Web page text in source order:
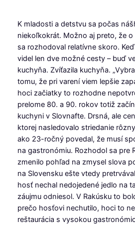
Kmladosti a detstvu sa počas
niekoľkokrát. Možno aj preto, že
sa rozhodoval relatívne skoro.
videl len dve možné cesty – buď
kuchyňa. Zvíťazila kuchyňa.
tomu, že pri varení viem lepšie
hoci začiatky to rozhodne
prelome 80. a 90. rokov totiž
kuchyni v Slovnafte. Drsná, ale
ktorej nasledovalo striedanie
ako 23-ročný povedal, že musí
na gastronómiu. Rozhodol sa pre
zmenilo pohľad na zmysel slova
na Slovensku ešte vtedy
hosť nechal nedojedené jedlo na
záujmu odniesol. V Rakúsku to
prečo hosťovi nechutilo, hoci to
reštaurácia s vysokou